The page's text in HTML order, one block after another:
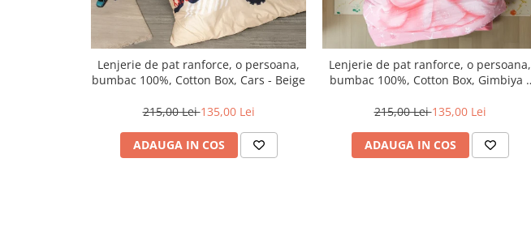
Lenjerie de pat ranforce, o persoana,
bumbac 100%, Cotton Box, Cars - Beige
215,00 Lei135,00 Lei
ADAUGA IN COS
Lenjerie de pat ranforce, o persoana,
bumbac 100%, Cotton Box, Gimbiya -
215,00 Lei135,00 Lei
ADAUGA IN COS